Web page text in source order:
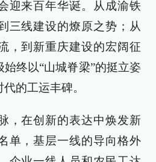
迎来百年华诞。从成渝铁
三线建设的燎原之势；从
，到新重庆建设的宏阔征
终以“山城脊梁”的挺立姿
的工运丰碑。
，在创新的表达中焕发新
单，基层一线的导向格外